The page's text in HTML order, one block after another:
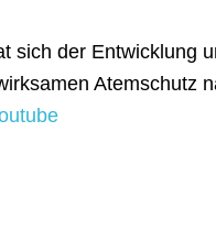
sich der Entwicklung
Atemschutz